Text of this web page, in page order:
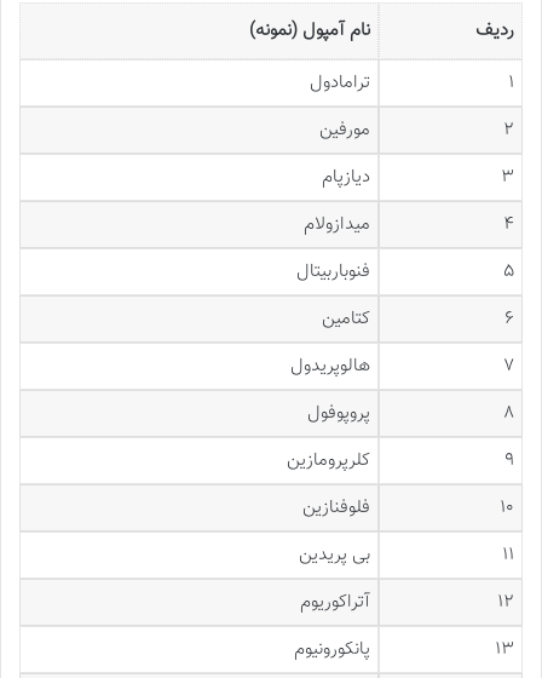
ردیف
نام آمپول (نمونه)
۱
ترامادول
۲
مورفین
۳
دیازپام
۴
میدازولام
۵
فنوباربیتال
۶
کتامین
۷
هالوپریدول
۸
پروپوفول
۹
کلرپرومازین
۱۰
فلوفنازین
۱۱
بی پریدین
۱۲
آتراکوریوم
۱۳
پانکورونیوم